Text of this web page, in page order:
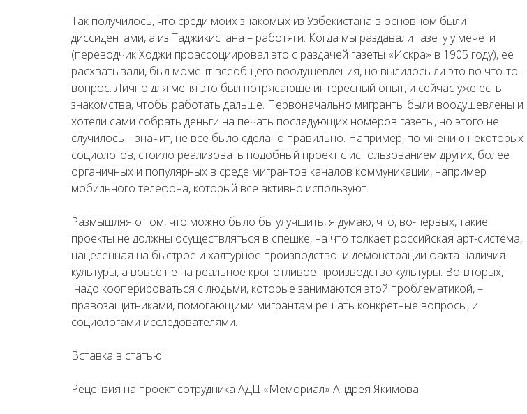
Так получилось, что среди моих знакомых из Узбекистана в основном были
диссидентами, а из Таджикистана – работяги. Когда мы раздавали газету у мечети
(переводчик Ходжи проассоциировал это с раздачей газеты «Искра» в 1905 году), ее
расхватывали, был момент всеобщего воодушевления, но вылилось ли это во что-то –
вопрос. Лично для меня это был потрясающе интересный опыт, и сейчас уже есть
знакомства, чтобы работать дальше. Первоначально мигранты были воодушевлены и
хотели сами собрать деньги на печать последующих номеров газеты, но этого не
случилось – значит, не все было сделано правильно. Например, по мнению некоторых
социологов, стоило реализовать подобный проект с использованием других, более
органичных и популярных в среде мигрантов каналов коммуникации, например
мобильного телефона, который все активно используют.
Размышляя о том, что можно было бы улучшить, я думаю, что, во-первых, такие
проекты не должны осуществляться в спешке, на что толкает российская арт-система,
нацеленная на быстрое и халтурное производство и демонстрации факта наличия
культуры, а вовсе не на реальное кропотливое производство культуры. Во-вторых,
надо кооперироваться с людьми, которые занимаются этой проблематикой, –
правозащитниками, помогающими мигрантам решать конкретные вопросы, и
социологами-исследователями.
Вставка в статью:
Рецензия на проект сотрудника АДЦ «Мемориал» Андрея Якимова